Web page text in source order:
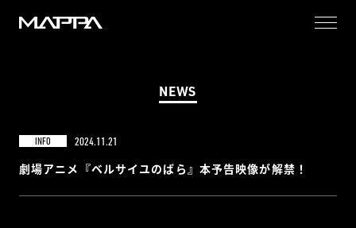
MAPPA
NEWS
INFO 2024.11.21
劇場アニメ『ベルサイユのばら』本予告映像が解禁！